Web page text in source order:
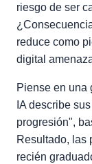
riesgo de ser
reduce como
digital
Piense en una
IA describe
progresión",
Resultado, las
recién